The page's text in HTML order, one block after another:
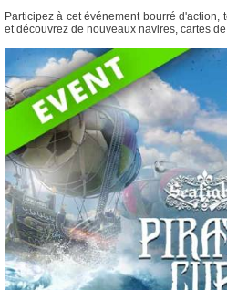
Participez à cet événement bourré
et découvrez de nouveaux navires, cartes